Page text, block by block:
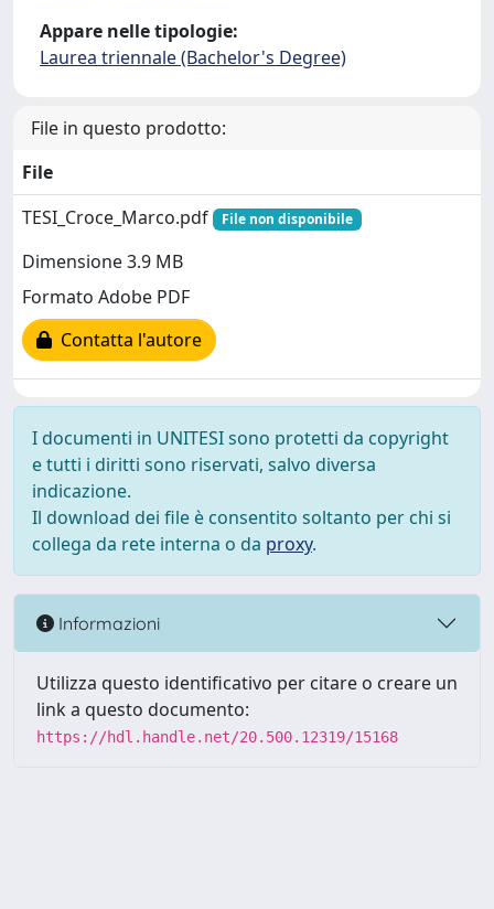
Appare nelle tipologie:
Laurea triennale (Bachelor's Degree)
File in questo prodotto:
File
TESI_Croce_Marco.pdf
File non disponibile
Dimensione 3.9 MB
Formato Adobe PDF
Contatta l'autore
I documenti in UNITESI sono protetti da copyright
e tutti i diritti sono riservati, salvo diversa
indicazione.
Il download dei file è consentito soltanto per chi si
collega da rete interna o da proxy.
Informazioni
Utilizza questo identificativo per citare o creare un
link a questo documento:
https://hdl.handle.net/20.500.12319/15168